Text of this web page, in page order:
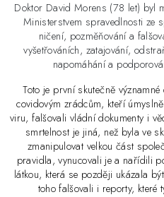
Doktor David Morens (78 let) byl
Ministerstvem spravedlnosti ze
ničení, pozměňování a
vyšetřováních, zatajování,
napomáhání a
Toto je první skutečně
covidovým zrádcům, kteří
viru, falšovali vládní dokumenty i
smrtelnost je jiná, než byla ve
zmanipulovat velkou část
pravidla, vynucovali je a nařídili
látkou, která se později ukázala
toho falšovali i reporty, které